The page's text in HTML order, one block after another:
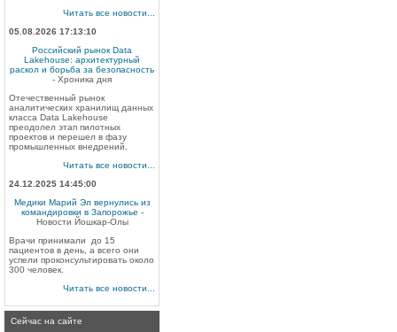
Читать все новости...
05.08.2026 17:13:10
Российский рынок Data
Lakehouse: архитектурный
раскол и борьба за безопасность
- Хроника дня
Отечественный рынок
аналитических хранилищ данных
класса Data Lakehouse
преодолел этап пилотных
проектов и перешел в фазу
промышленных внедрений.
Читать все новости...
24.12.2025 14:45:00
Медики Марий Эл вернулись из
командировки в Запорожье -
Новости Йошкар-Олы
Врачи принимали до 15
пациентов в день, а всего они
успели проконсультировать около
300 человек.
Читать все новости...
Сейчас на сайте